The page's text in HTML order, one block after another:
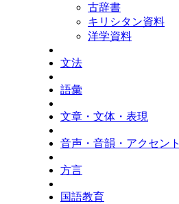
古辞書
キリシタン資料
洋学資料
文法
語彙
文章・文体・表現
音声・音韻・アクセント
方言
国語教育